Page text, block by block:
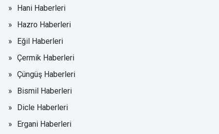
Hani Haberleri
Hazro Haberleri
Eğil Haberleri
Çermik Haberleri
Çüngüş Haberleri
Bismil Haberleri
Dicle Haberleri
Ergani Haberleri